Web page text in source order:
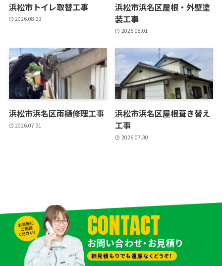
浜松市トイレ取替工事
2026.08.03
浜松市浜名区屋根・外壁塗
装工事
2026.08.01
浜松市浜名区雨樋修理工事
2026.07.31
浜松市浜名区屋根葺き替え
工事
2026.07.30
CONTACT
お問い合わせ・お見積り
相見積もりでも遠慮なくどうぞ！